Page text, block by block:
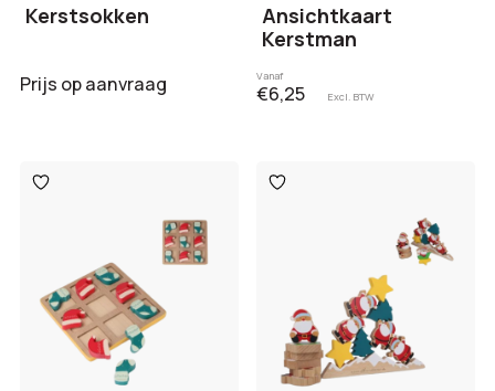
Kerstsokken
Prijs op aanvraag
Ansichtkaart
Kerstman
Vanaf
€6,25 Excl. BTW
Toevoegen
aan
Toevoegen
aan